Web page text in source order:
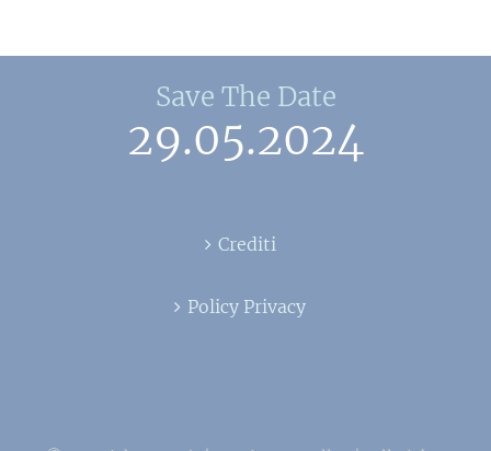
Save The Date
29.05.2024
Crediti
Policy Privacy